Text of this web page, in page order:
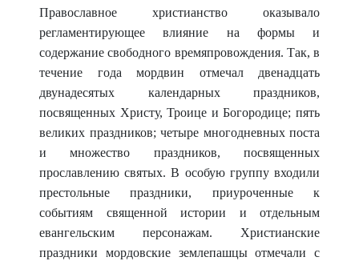
Православное христианство оказывало
регламентирующее влияние на формы и
содержание свободного времяпровождения. Так, в
течение года мордвин отмечал двенадцать
двунадесятых календарных праздников,
посвященных Христу, Троице и Богородице; пять
великих праздников; четыре многодневных поста
и множество праздников, посвященных
прославлению святых. В особую группу входили
престольные праздники, приуроченные к
событиям священной истории и отдельным
евангельским персонажам. Христианские
праздники мордовские землепашцы отмечали с